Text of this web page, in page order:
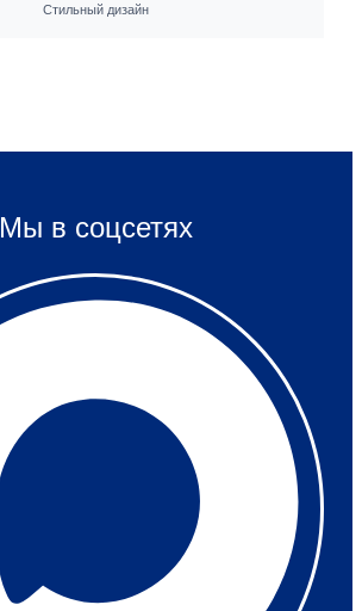
Стильный дизайн
Мы в соцсетях